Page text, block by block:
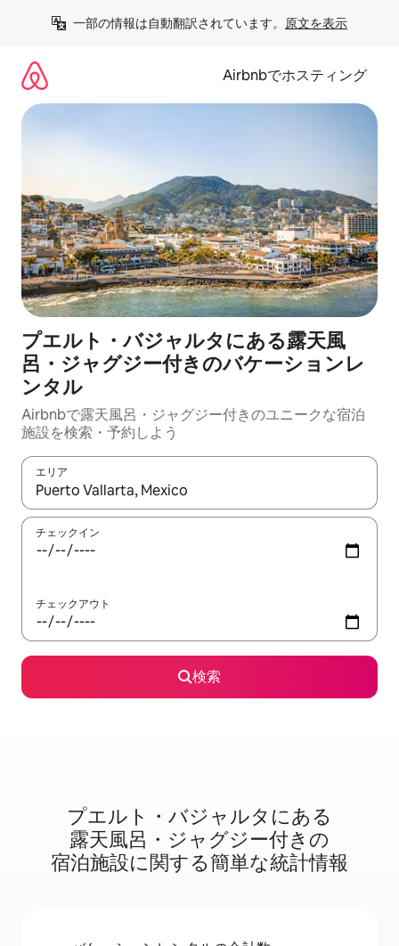
一部の情報は自動翻訳されています。 原文を表示
Airbnbでホスティング
プエルト・バジャルタにある露天風
呂・ジャグジー付きのバケーションレ
ンタル
Airbnbで露天風呂・ジャグジー付きのユニークな宿泊
施設を検索・予約しよう
エリア
検索結果が表示されたら、上下の矢印キーを使って移動するか
チェックイン
チェックアウト
検索
プエルト・バジャルタに⁠あ⁠る
露⁠天⁠風⁠呂・ジ⁠ャ⁠グ⁠ジ⁠ー⁠付⁠き⁠の
宿⁠泊⁠施⁠設⁠に関⁠す⁠る簡⁠単⁠な統⁠計⁠情⁠報